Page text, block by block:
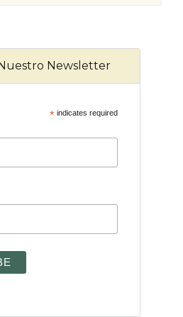
Newsletter
*indicates required